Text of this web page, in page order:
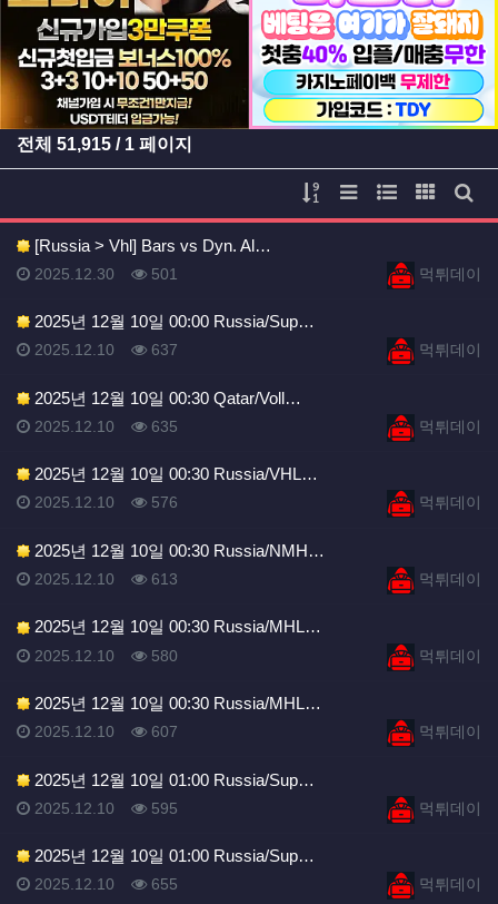
등록일 등록일
등록일 등록일
전체 51,915 / 1 페이지
게시물 정렬
리스트 스타일
웹진 스타일
갤러리
게
[Russia > Vhl] Bars vs Dyn. Al…
등록자먹튀데이
등록일
2025.12.30 조회
501
2025년 12월 10일 00:00 Russia/Sup…
등록자먹튀데이
등록일
2025.12.10 조회
637
2025년 12월 10일 00:30 Qatar/Voll…
등록자먹튀데이
등록일
2025.12.10 조회
635
2025년 12월 10일 00:30 Russia/VHL…
등록자먹튀데이
등록일
2025.12.10 조회
576
2025년 12월 10일 00:30 Russia/NMH…
등록자먹튀데이
등록일
2025.12.10 조회
613
2025년 12월 10일 00:30 Russia/MHL…
등록자먹튀데이
등록일
2025.12.10 조회
580
2025년 12월 10일 00:30 Russia/MHL…
등록자먹튀데이
등록일
2025.12.10 조회
607
2025년 12월 10일 01:00 Russia/Sup…
등록자먹튀데이
등록일
2025.12.10 조회
595
2025년 12월 10일 01:00 Russia/Sup…
등록자먹튀데이
등록일
2025.12.10 조회
655